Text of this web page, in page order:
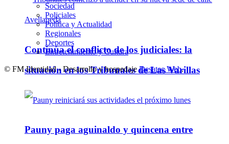
Continúa el conflicto de los judiciales: la
situación en los Tribunales de Las Varillas
Pauny paga aguinaldo y quincena entre
Sociedad
Policiales
Política y Actualidad
Regionales
Deportes
Entretenimiento y Cultura
© FM Identidad - Desarrollo y hospedajeDesatec Web.